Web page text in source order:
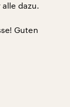
dazu.
Guten